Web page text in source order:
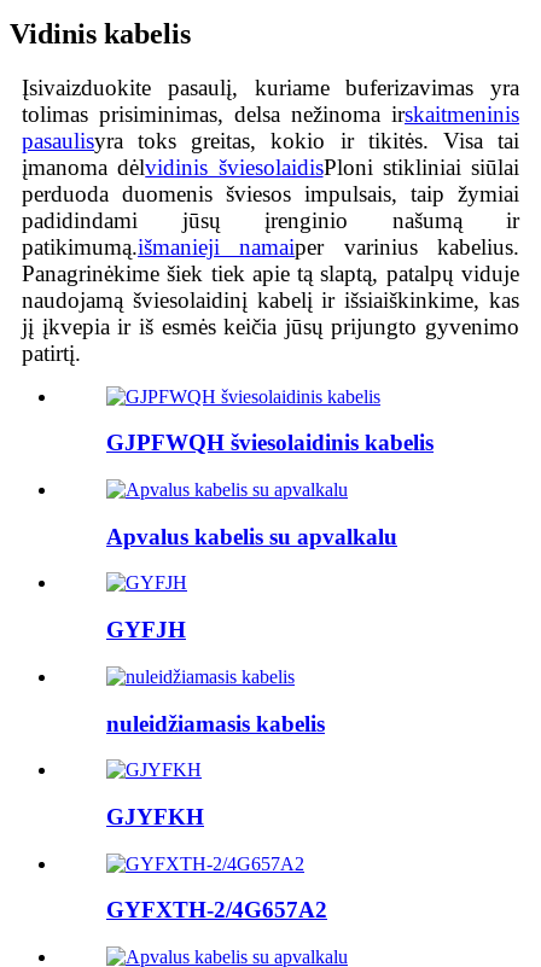
Vidinis kabelis
Įsivaizduokite pasaulį, kuriame buferizavimas yra
tolimas prisiminimas, delsa nežinoma irskaitmeninis
pasaulisyra toks greitas, kokio ir tikitės. Visa tai
įmanoma dėlvidinis šviesolaidisPloni stikliniai siūlai
perduoda duomenis šviesos impulsais, taip žymiai
padidindami jūsų įrenginio našumą ir
patikimumą.išmanieji namaiper varinius kabelius.
Panagrinėkime šiek tiek apie tą slaptą, patalpų viduje
naudojamą šviesolaidinį kabelį ir išsiaiškinkime, kas
jį įkvepia ir iš esmės keičia jūsų prijungto gyvenimo
patirtį.
GJPFWQH šviesolaidinis kabelis
Apvalus kabelis su apvalkalu
GYFJH
nuleidžiamasis kabelis
GJYFKH
GYFXTH-2/4G657A2